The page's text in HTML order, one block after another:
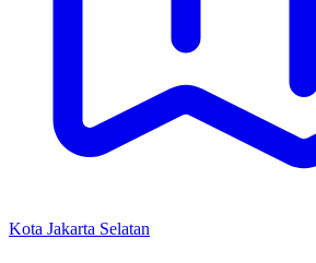
Kota Jakarta Selatan